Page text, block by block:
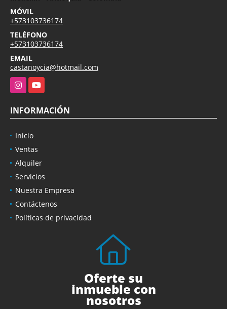
MÓVIL
+573103736174
TELÉFONO
+573103736174
EMAIL
castanoycia@hotmail.com
InstagramYouTube
INFORMACIÓN
Inicio
Ventas
Alquiler
Servicios
Nuestra Empresa
Contáctenos
Políticas de privacidad
Oferte su
inmueble con
nosotros